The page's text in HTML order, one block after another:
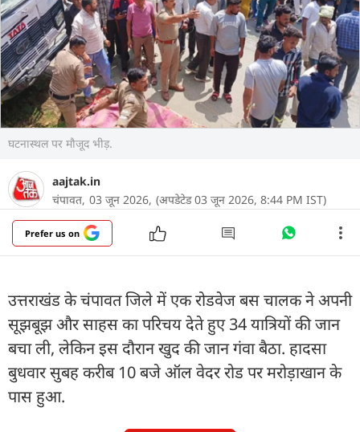
घटनास्थल पर मौजूद भीड़.
aajtak.in
चंपावत, 03 जून 2026, (अपडेटेड 03 जून 2026, 8:44 PM IST)
Prefer us on
उत्तराखंड के चंपावत जिले में एक रोडवेज बस चालक ने अपनी
सूझबूझ और साहस का परिचय देते हुए 34 यात्रियों की जान
बचा ली, लेकिन इस दौरान खुद की जान गंवा बैठा. हादसा
बुधवार सुबह करीब 10 बजे ऑल वेदर रोड पर मरोड़ाखान के
पास हुआ.